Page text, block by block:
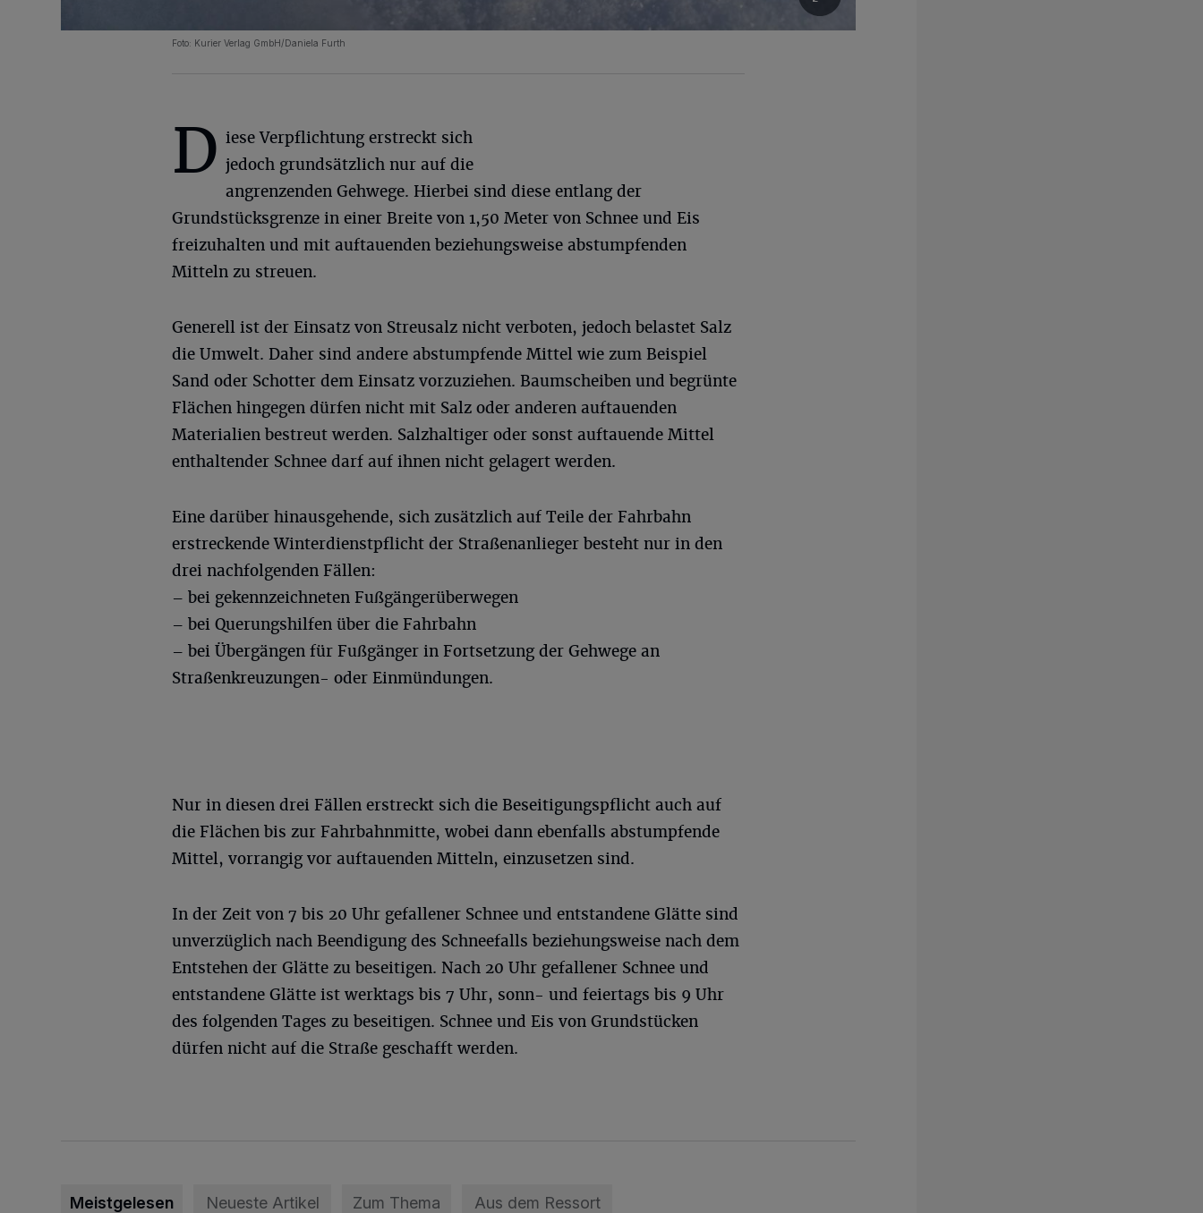
Foto: Kurier Verlag GmbH/Daniela Furth
D iese Verpflichtung erstreckt sich
jedoch grundsätzlich nur auf die
angrenzenden Gehwege. Hierbei sind diese entlang der
Grundstücksgrenze in einer Breite von 1,50 Meter von Schnee und Eis
freizuhalten und mit auftauenden beziehungsweise abstumpfenden
Mitteln zu streuen.
Generell ist der Einsatz von Streusalz nicht verboten, jedoch belastet Salz
die Umwelt. Daher sind andere abstumpfende Mittel wie zum Beispiel
Sand oder Schotter dem Einsatz vorzuziehen. Baumscheiben und begrünte
Flächen hingegen dürfen nicht mit Salz oder anderen auftauenden
Materialien bestreut werden. Salzhaltiger oder sonst auftauende Mittel
enthaltender Schnee darf auf ihnen nicht gelagert werden.
Eine darüber hinausgehende, sich zusätzlich auf Teile der Fahrbahn
erstreckende Winterdienstpflicht der Straßenanlieger besteht nur in den
drei nachfolgenden Fällen:
– bei gekennzeichneten Fußgängerüberwegen
– bei Querungshilfen über die Fahrbahn
– bei Übergängen für Fußgänger in Fortsetzung der Gehwege an
Straßenkreuzungen- oder Einmündungen.
Nur in diesen drei Fällen erstreckt sich die Beseitigungspflicht auch auf
die Flächen bis zur Fahrbahnmitte, wobei dann ebenfalls abstumpfende
Mittel, vorrangig vor auftauenden Mitteln, einzusetzen sind.
In der Zeit von 7 bis 20 Uhr gefallener Schnee und entstandene Glätte sind
unverzüglich nach Beendigung des Schneefalls beziehungsweise nach dem
Entstehen der Glätte zu beseitigen. Nach 20 Uhr gefallener Schnee und
entstandene Glätte ist werktags bis 7 Uhr, sonn- und feiertags bis 9 Uhr
des folgenden Tages zu beseitigen. Schnee und Eis von Grundstücken
dürfen nicht auf die Straße geschafft werden.
Meistgelesen Neueste Artikel Zum Thema Aus dem Ressort